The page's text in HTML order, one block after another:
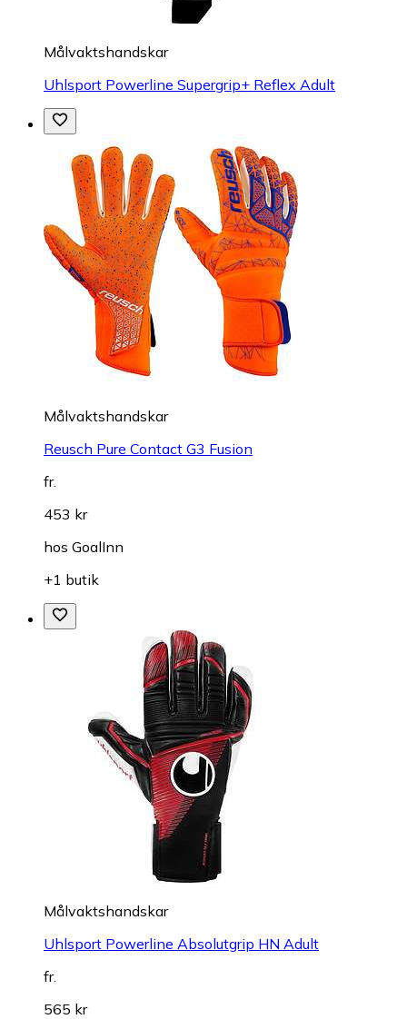
Målvaktshandskar
Uhlsport Powerline Supergrip+ Reflex Adult
Målvaktshandskar
Reusch Pure Contact G3 Fusion
fr.
453 kr
hos GoalInn
+1 butik
Målvaktshandskar
Uhlsport Powerline Absolutgrip HN Adult
fr.
565 kr